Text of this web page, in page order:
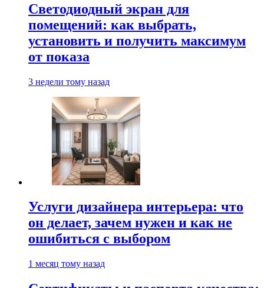
Светодиодный экран для
помещений: как выбрать,
установить и получить максимум
от показа
3 недели тому назад
Услуги дизайнера интерьера: что
он делает, зачем нужен и как не
ошибиться с выбором
1 месяц тому назад